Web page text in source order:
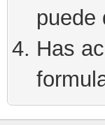
puede
Has